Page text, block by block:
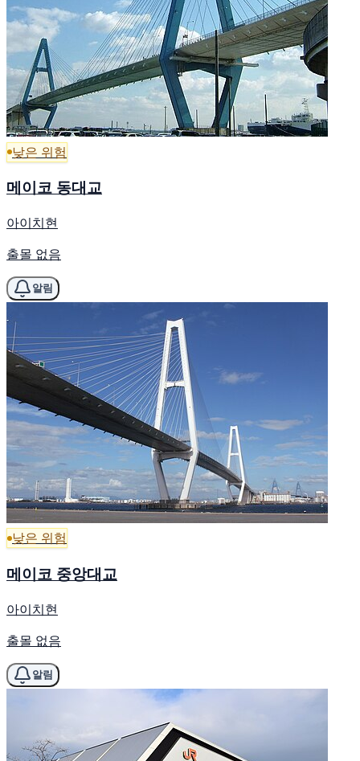
낮은 위험
메이코 동대교
아이치현
출몰 없음
알림
낮은 위험
메이코 중앙대교
아이치현
출몰 없음
알림